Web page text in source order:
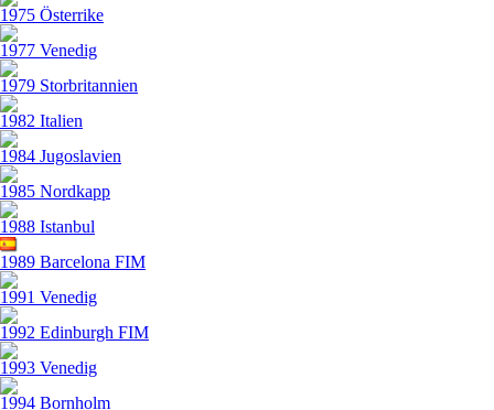
1975 Österrike
1977 Venedig
1979 Storbritannien
1982 Italien
1984 Jugoslavien
1985 Nordkapp
1988 Istanbul
1989 Barcelona FIM
1991 Venedig
1992 Edinburgh FIM
1993 Venedig
1994 Bornholm